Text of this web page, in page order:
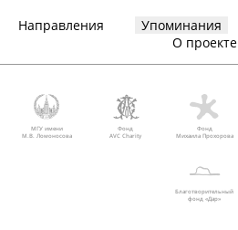
Направления Упоминания
О проекте
МГУ имени
М.В. Ломоносова
Фонд
AVC Charity
Фонд
Михаила Прохорова
Благотворительный
фонд «Дар»